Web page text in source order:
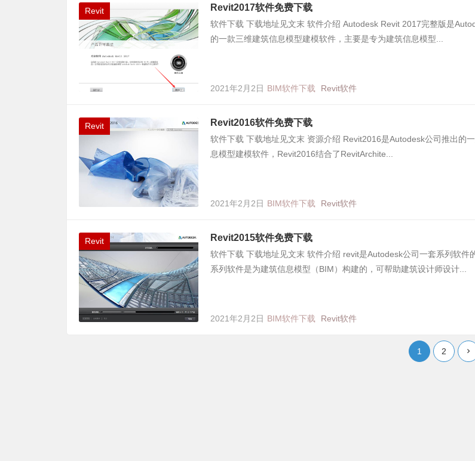
Revit Revit2017软件免费下载
软件下载 下载地址见文末 软件介绍 Autodesk Revit 2017完整版是
的一款三维建筑信息模型建模软件，主要是专为建筑信息模型...
2021年2月2日 BIM软件下载 Revit软件
Revit Revit2016软件免费下载
软件下载 下载地址见文末 资源介绍 Revit2016是Autodesk公司推出的
息模型建模软件，Revit2016结合了RevitArchite...
2021年2月2日 BIM软件下载 Revit软件
Revit Revit2015软件免费下载
软件下载 下载地址见文末 软件介绍 revit是Autodesk公司一套系列软件
系列软件是为建筑信息模型（BIM）构建的，可帮助建筑设计师设计...
2021年2月2日 BIM软件下载 Revit软件
1 2